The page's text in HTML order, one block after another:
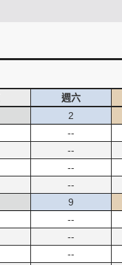
週六
2
--
--
--
--
9
--
--
--